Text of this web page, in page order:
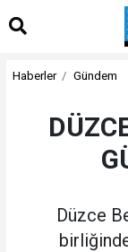
Haberler Gündem
Düzce